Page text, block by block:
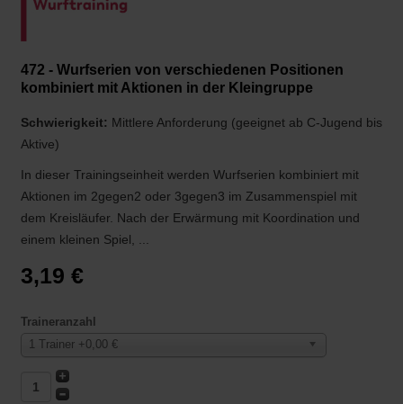
472 - Wurfserien von verschiedenen Positionen
kombiniert mit Aktionen in der Kleingruppe
Schwierigkeit: Mittlere Anforderung (geeignet ab C-Jugend bis
Aktive)
In dieser Trainingseinheit werden Wurfserien kombiniert mit
Aktionen im 2gegen2 oder 3gegen3 im Zusammenspiel mit
dem Kreisläufer. Nach der Erwärmung mit Koordination und
einem kleinen Spiel, ...
3,19 €
Traineranzahl
1 Trainer +0,00 €